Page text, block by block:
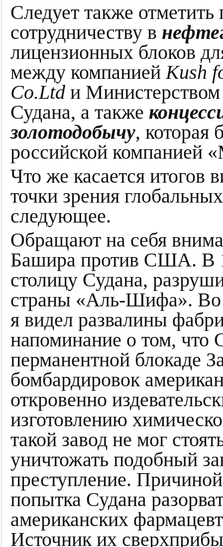
Следует также
сотрудничеству в
лицензионных блоков
между компаниейKush
Cо.Ltd и
Судана, а также
золотодобычу, которая
российской компанией
Что же касается итогов
точки зрения
следующее.
Обращают на себя
Башира против США. В
столицу Судана,
страны «Аль-Шифа». Во
я видел развалины
напоминание о том, что
перманентной блокаде
бомбардировок
откровенно
изготовлению
такой завод не мог
уничтожать подобный
преступление.
попытка Судана
американских
Источник их